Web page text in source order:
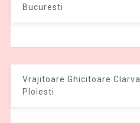
Bucuresti
Vrajitoare Ghicitoare
Ploiesti